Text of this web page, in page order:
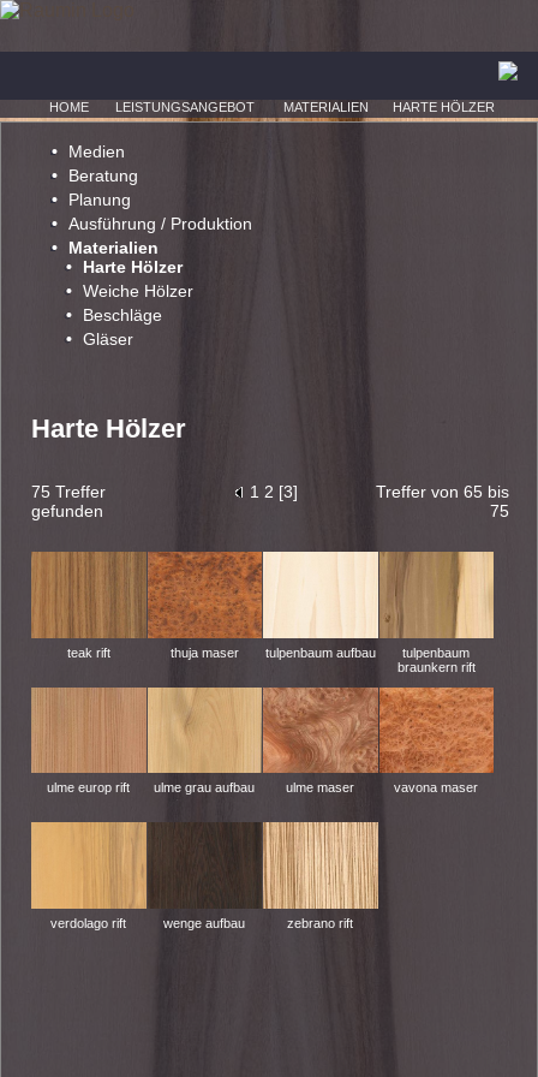
HOME LEISTUNGSANGEBOT MATERIALIEN HARTE HÖLZER
Medien
Beratung
Planung
Ausführung / Produktion
Materialien
Harte Hölzer
Weiche Hölzer
Beschläge
Gläser
Harte Hölzer
75 Treffer
gefunden
1 2 [3]
Treffer von 65 bis
75
teak rift thuja maser tulpenbaum aufbau
tulpenbaum
braunkern rift
ulme europ rift ulme grau aufbau ulme maser vavona maser
verdolago rift wenge aufbau zebrano rift